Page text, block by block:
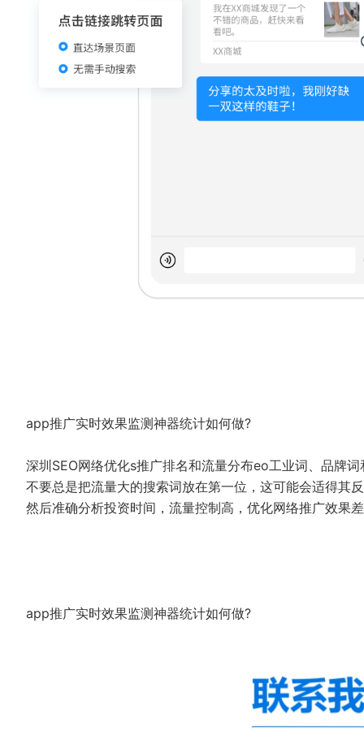
app推广实时效果监测神器统计如何做?
深圳SEO网络优化s推广排名和流量分布eo工业词、品牌
不要总是把流量大的搜索词放在第一位，这可能会适得其
然后准确分析投资时间，流量控制高，优化网络推广效果差
app推广实时效果监测神器统计如何做?